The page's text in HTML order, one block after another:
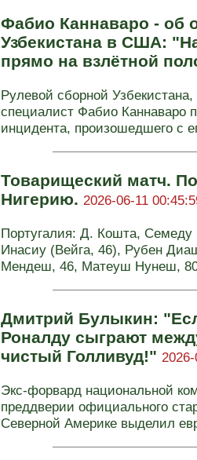
Фабио Каннаваро - об
Узбекистана в США:
прямо на взлётной
Рулевой сборной
специалист Фабио Каннаваро
инцидента, произошедшего с
Товарищеский матч.
Нигерию. 2026-06-11
Португалия: Д. Кошта, Семеду
Инасиу (Вейга, 46), Рубен
Мендеш, 46, Матеуш Нунеш,
Дмитрий Булыкин:
Роналду сыграют
чистый Голливуд!"
Экс-форвард национальной
преддверии официального
Северной Америке выделил